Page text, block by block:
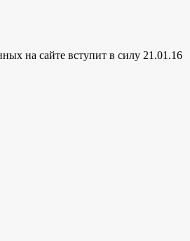
на сайте вступит в силу 21.01.16